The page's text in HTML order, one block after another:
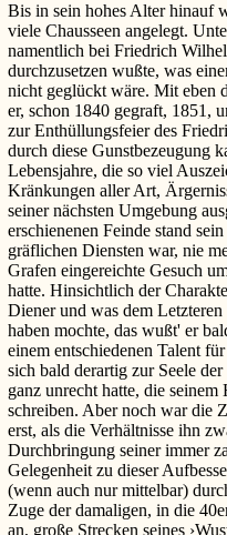
Bis in sein hohes Alter hinauf
viele Chausseen angelegt.
namentlich bei Friedrich
durchzusetzen wußte, was
nicht geglückt wäre. Mit eben
er, schon 1840 gegraft, 1851,
zur Enthüllungsfeier des
durch diese Gunstbezeugung
Lebensjahre, die so viel
Kränkungen aller Art,
seiner nächsten Umgebung
erschienenen Feinde stand
gräflichen Diensten war, nie
Grafen eingereichte Gesuch
hatte. Hinsichtlich der
Diener und was dem
haben mochte, das wußt' er
einem entschiedenen Talent
sich bald derartig zur Seele
ganz unrecht hatte, die
schreiben. Aber noch war die
erst, als die Verhältnisse ihn
Durchbringung seiner immer
Gelegenheit zu dieser
(wenn auch nur mittelbar)
Zuge der damaligen, in die
an, große Strecken seines